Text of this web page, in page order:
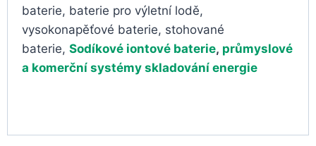
baterie, baterie pro výletní lodě,
vysokonapěťové baterie, stohované
baterie, Sodíkové iontové baterie, průmyslové
a komerční systémy skladování energie